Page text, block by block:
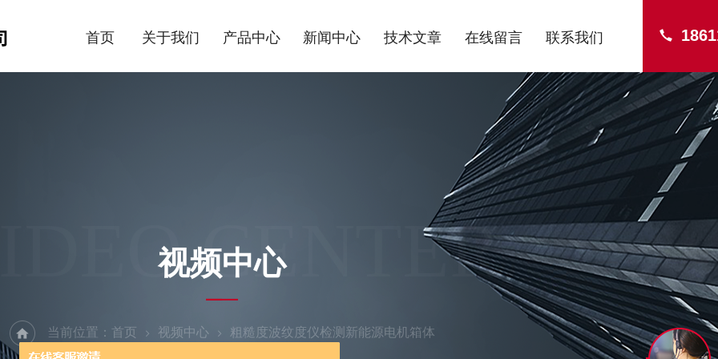
首页 关于我们 产品中心 新闻中心 技术文章 在线留言 联系我们
CENTER
视频中心
当前位置： 首页 视频中心 粗糙度波纹度仪检测新能源电机箱体